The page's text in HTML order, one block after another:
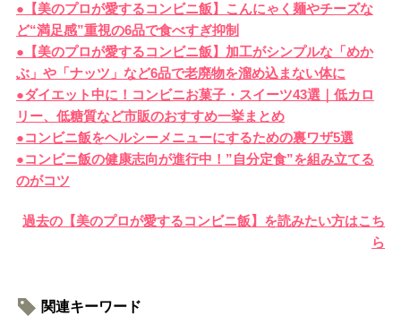
●【美のプロが愛するコンビニ飯】こんにゃく麺やチーズな
ど“満足感”重視の6品で食べすぎ抑制
●【美のプロが愛するコンビニ飯】加工がシンプルな「めか
ぶ」や「ナッツ」など6品で老廃物を溜め込まない体に
●ダイエット中に！コンビニお菓子・スイーツ43選｜低カロ
リー、低糖質など市販のおすすめ一挙まとめ
●コンビニ飯をヘルシーメニューにするための裏ワザ5選
●コンビニ飯の健康志向が進行中！”自分定食”を組み立てる
のがコツ
過去の【美のプロが愛するコンビニ飯】を読みたい方はこち
ら
関連キーワード